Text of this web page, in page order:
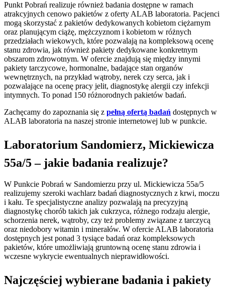
Punkt Pobrań realizuje również badania dostępne w ramach
atrakcyjnych cenowo pakietów z oferty ALAB laboratoria. Pacjenci
mogą skorzystać z pakietów dedykowanych kobietom ciężarnym
oraz planującym ciążę, mężczyznom i kobietom w różnych
przedziałach wiekowych, które pozwalają na kompleksową ocenę
stanu zdrowia, jak również pakiety dedykowane konkretnym
obszarom zdrowotnym. W ofercie znajdują się między innymi
pakiety tarczycowe, hormonalne, badające stan organów
wewnętrznych, na przykład wątroby, nerek czy serca, jak i
pozwalające na ocenę pracy jelit, diagnostykę alergii czy infekcji
intymnych. To ponad 150 różnorodnych pakietów badań.
Zachęcamy do zapoznania się z pełną ofertą badań dostępnych w
ALAB laboratoria na naszej stronie internetowej lub w punkcie.
Laboratorium Sandomierz, Mickiewicza
55a/5 – jakie badania realizuje?
W Punkcie Pobrań w Sandomierzu przy ul. Mickiewicza 55a/5
realizujemy szeroki wachlarz badań diagnostycznych z krwi, moczu
i kału. Te specjalistyczne analizy pozwalają na precyzyjną
diagnostykę chorób takich jak cukrzyca, różnego rodzaju alergie,
schorzenia nerek, wątroby, czy też problemy związane z tarczycą
oraz niedobory witamin i minerałów. W ofercie ALAB laboratoria
dostępnych jest ponad 3 tysiące badań oraz kompleksowych
pakietów, które umożliwiają gruntowną ocenę stanu zdrowia i
wczesne wykrycie ewentualnych nieprawidłowości.
Najczęściej wybierane badania i pakiety